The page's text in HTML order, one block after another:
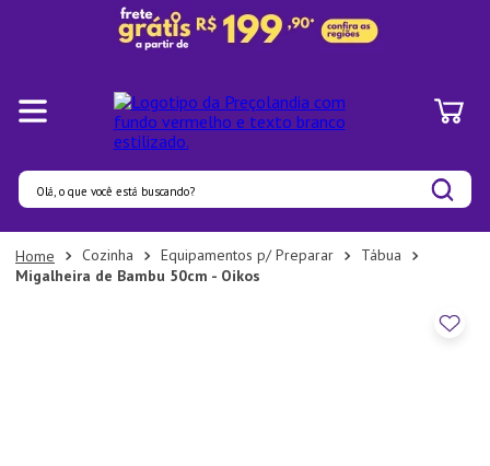
Olá, o que você está buscando?
Cozinha Equipamentos p/ Preparar
Tábua
Migalheira de Bambu 50cm - Oikos
Termos mais buscados
1º
Panelas